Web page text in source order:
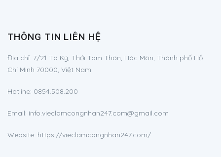
THÔNG TIN LIÊN HỆ
Địa chỉ: 7/21 Tô Ký, Thới Tam Thôn, Hóc Môn, Thành phố Hồ
Chí Minh 70000, Việt Nam
Hotline: 0854.508.200
Email: info.vieclamcongnhan247.com@gmail.com
Website: https://vieclamcongnhan247.com/